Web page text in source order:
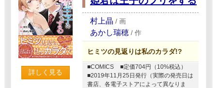
詳しく見る
村上晶 / 画
あかし瑞穂 / 作
ヒミツの見返りは私のカラダ!?
■COMICS
■定価704円（10%税込）
■2019年11月25日発行（実際の発売日は
書店、各電子ストアによって異なりま